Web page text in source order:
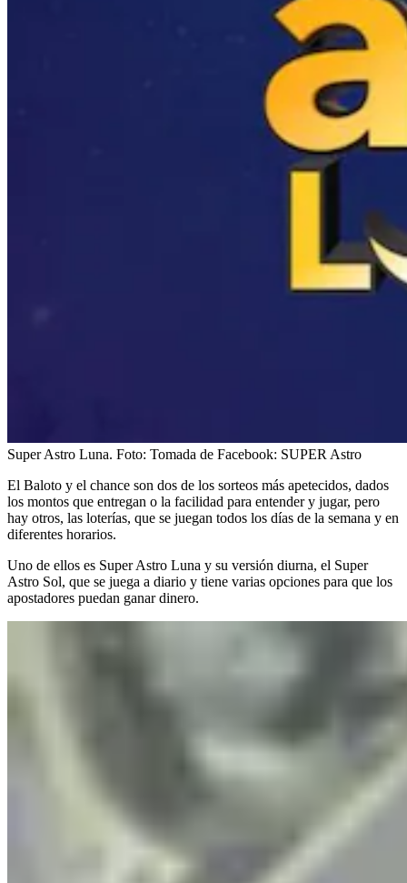
Super Astro Luna. Foto: Tomada de Facebook: SUPER Astro
El Baloto y el chance son dos de los sorteos más apetecidos, dados
los montos que entregan o la facilidad para entender y jugar, pero
hay otros, las loterías, que se juegan todos los días de la semana y en
diferentes horarios.
Uno de ellos es Super Astro Luna y su versión diurna, el Super
Astro Sol, que se juega a diario y tiene varias opciones para que los
apostadores puedan ganar dinero.